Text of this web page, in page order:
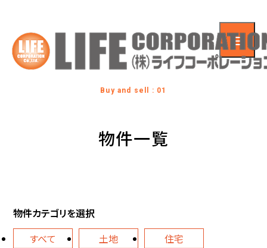
Buy and sell : 01
物件一覧
物件カテゴリを選択
すべて
土地
住宅